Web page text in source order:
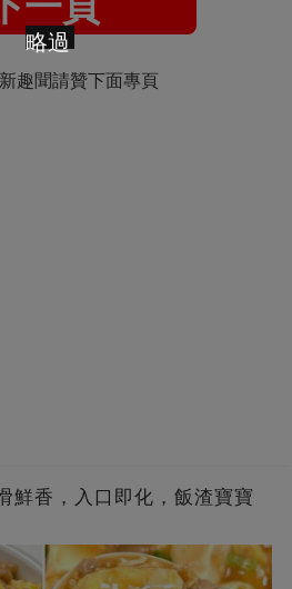
趣聞請贊下面專頁
鮮香，入口即化，飯渣寶寶
略過